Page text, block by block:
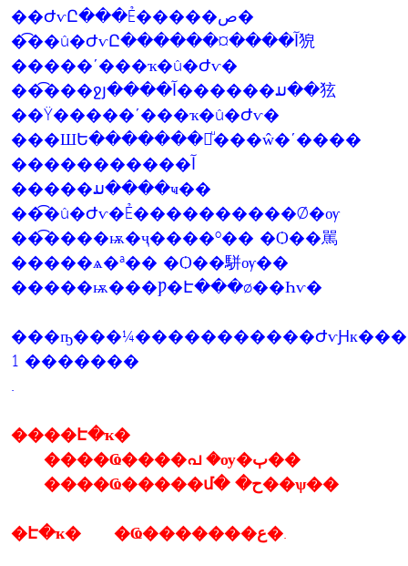
��ԺѵԸ���Ẻ�����ص�
��͡�û�ԺѵԸ������¤����آ㹸
�����ʹ���ҡ�û�Ժѵ�
��͡���ջյ����آ������ມ��㹡
��Ÿ�����ʹ���ҡ�û�Ժѵ�
���ШԵ�������㹡ͧ���ŵ�ʹ����
�����������آ
�����ມ����ҹ��
��͡�û�Ժѵ�Ẻ����������Ǿ�ѹ
��͡����ѭ�ҷ����º�� �Ѻ��駡
�����ѧ�ª�� �Ѻ��駢ѹ��
�����ѭ���Ƿ�Է���ø��Һѵ�
���ҧ���¼�����������ԺѵԨк���ب�ص��ҹ����
1 �������
.
����Է�ҡ�
����Ҩ����പ �ѹ�ٻ��
����Ҩ�����մ� �ح��ѱ��
�Է�ҡ� �Ҩ�������ع�.